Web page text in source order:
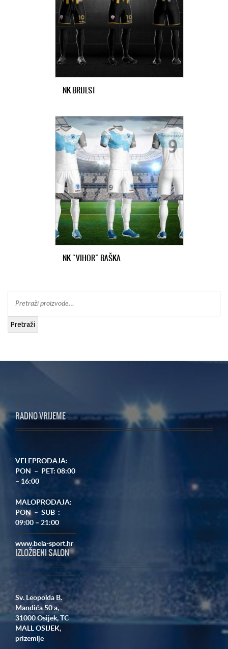
NK BRIJEST
NK “VIHOR” BAŠKA
Pretraži
RADNO VRIJEME
VELEPRODAJA:
PON – PET: 08:00
– 16:00
MALOPRODAJA:
PON – SUB :
09:00 – 21:00
www.bela-sport.hr
IZLOŽBENI SALON
Sv. Leopolda B.
Mandića 50 a,
31000 Osijek,
TC
MALL OSIJEK,
prizemlje